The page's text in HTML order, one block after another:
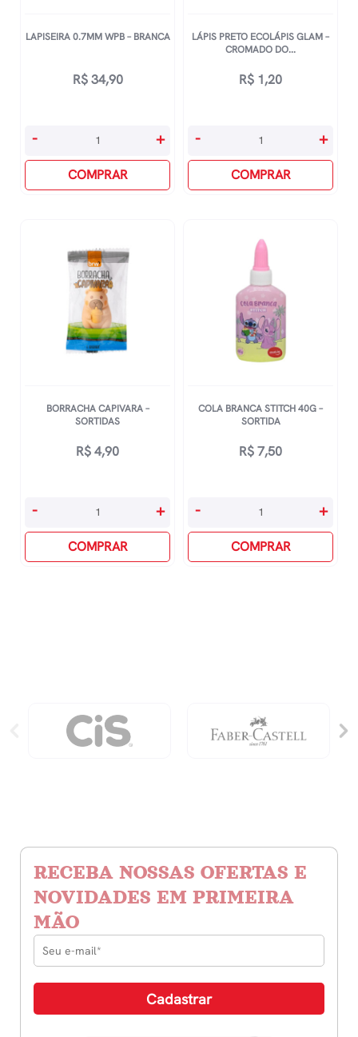
LAPISEIRA 0.7MM WPB – BRANCA
R$34,90
Lapiseira
-
- +
COMPRAR
LÁPIS PRETO ECOLÁPIS GLAM –
CROMADO DO...
R$ 1,20
Lápis
Ecolápis
Glam
quantidade
- +
COMPRAR
BORRACHA CAPIVARA –
SORTIDAS
R$4,90
Borracha
Sortidas
- +
COMPRAR
COLA BRANCA STITCH 40G –
SORTIDA
R$7,50
Cola
40g
- +
COMPRAR
RECEBA NOSSAS OFERTAS E
NOVIDADES EM PRIMEIRA
MÃO